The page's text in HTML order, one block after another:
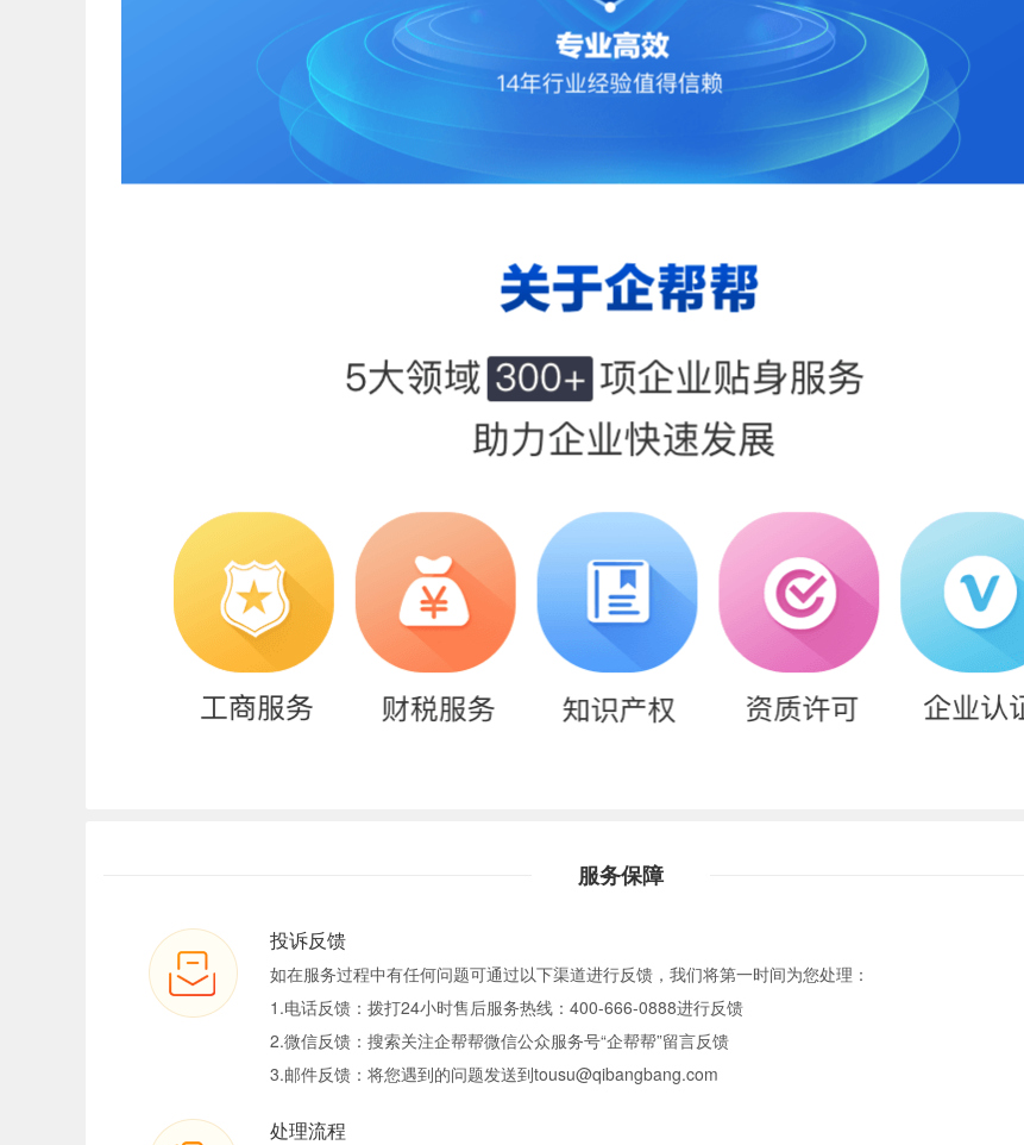
服务保障
投诉反馈
如在服务过程中有任何问题可通过以下渠道进行反馈，我们将第一时间为您处理：
1.电话反馈：拨打24小时售后服务热线：400-666-0888进行反馈
2.微信反馈：搜索关注企帮帮微信公众服务号“企帮帮”留言反馈
3.邮件反馈：将您遇到的问题发送到tousu@qibangbang.com
处理流程